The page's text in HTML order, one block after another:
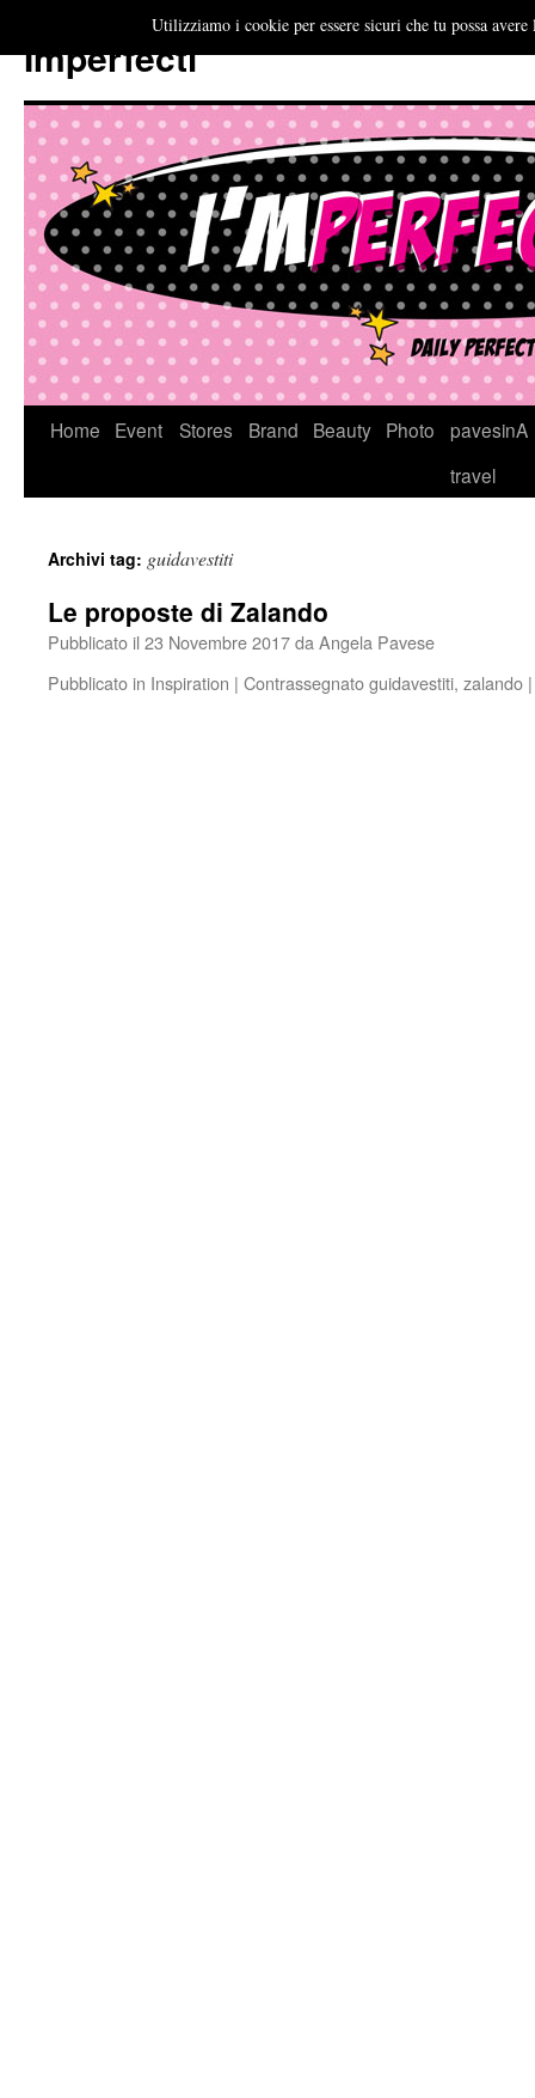
Imperfecti
VaiHome Event Stores Brand Beauty Photo
pavesinA
travel
Archivi tag: guidavestiti
Le proposte di Zalando
Pubblicato il 23 Novembre 2017da Angela Pavese
Pubblicato in Inspiration | Contrassegnatoguidavestiti, zalando |
Utilizziamo i cookie per essere sicuri che tu possa